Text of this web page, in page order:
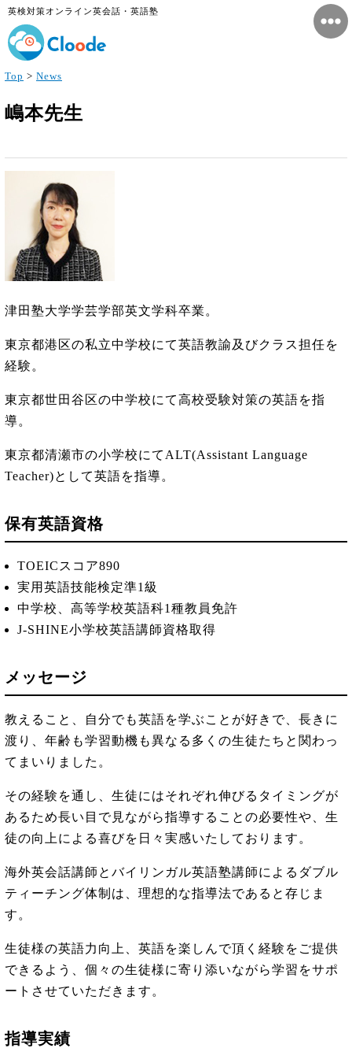
英検対策オンライン英会話・英語塾
Top > News
嶋本先生
津田塾大学学芸学部英文学科卒業。
東京都港区の私立中学校にて英語教諭及びクラス担任を
経験。
東京都世田谷区の中学校にて高校受験対策の英語を指
導。
東京都清瀬市の小学校にてALT(Assistant Language
Teacher)として英語を指導。
保有英語資格
TOEICスコア890
実用英語技能検定準1級
中学校、高等学校英語科1種教員免許
J-SHINE小学校英語講師資格取得
メッセージ
教えること、自分でも英語を学ぶことが好きで、長きに
渡り、年齢も学習動機も異なる多くの生徒たちと関わっ
てまいりました。
その経験を通し、生徒にはそれぞれ伸びるタイミングが
あるため長い目で見ながら指導することの必要性や、生
徒の向上による喜びを日々実感いたしております。
海外英会話講師とバイリンガル英語塾講師によるダブル
ティーチング体制は、理想的な指導法であると存じま
す。
生徒様の英語力向上、英語を楽しんで頂く経験をご提供
できるよう、個々の生徒様に寄り添いながら学習をサポ
ートさせていただきます。
指導実績